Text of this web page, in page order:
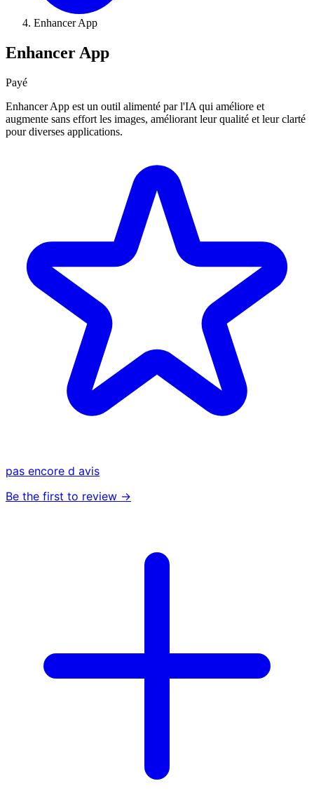
Enhancer App
Enhancer App
Payé
Enhancer App est un outil alimenté par l'IA qui améliore et
augmente sans effort les images, améliorant leur qualité et leur clarté
pour diverses applications.
pas encore d avis
Be the first to review →